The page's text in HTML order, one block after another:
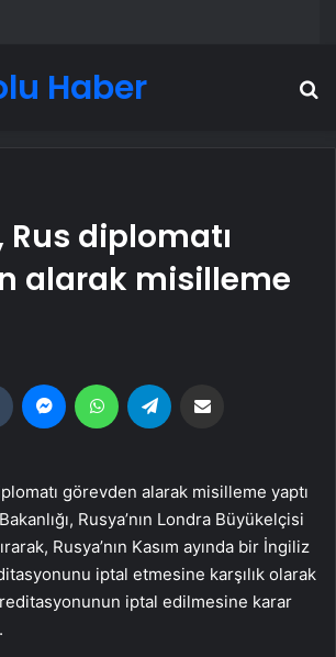
Haber
diplomatı
alarak misilleme
Tumblr MessengerWhatsApp
Rusya’nın Londra Büyükelçisi
Rusya’nın Kasım ayında bir İngiliz
iptal etmesine karşılık olarak
iptal edilmesine karar